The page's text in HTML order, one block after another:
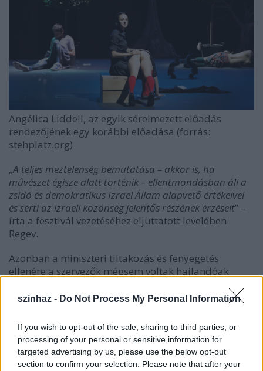
szinhaz - Do Not Process My Personal Information
If you wish to opt-out of the sale, sharing to third parties, or
processing of your personal or sensitive information for
targeted advertising by us, please use the below opt-out
section to confirm your selection. Please note that after your
Angélica Liddell, az egyik sérelmezett előadás
rendezőjének egy korábbi előadása (forrás:
stehplatz.org)
„A teljes meztelenség bemutatása – akkor is, ha
művészet égisze alatt történik – ellentmondásban áll a
zsidó és demokratikus Izrael Állam alapvető értékeivel
és sérti az izraeli közönség jelentős részének érzéseit” –
írta a fesztivál vezetéséhez eljuttatott levelében
Regev.
Azonban a miniszteri tiltakozás és fenyegetés
ellenére a szervezők mégsem voltak hajlandóak
szóban forgó két előadást. „A meztelenség a művészeti
a nézők számára láthatóak, ezért nem sérthetik
azoknak az érzéseit, akiket a meztelenség bánthat,
noha ők is számos előadás közül választhatnak” – írták
válaszul.